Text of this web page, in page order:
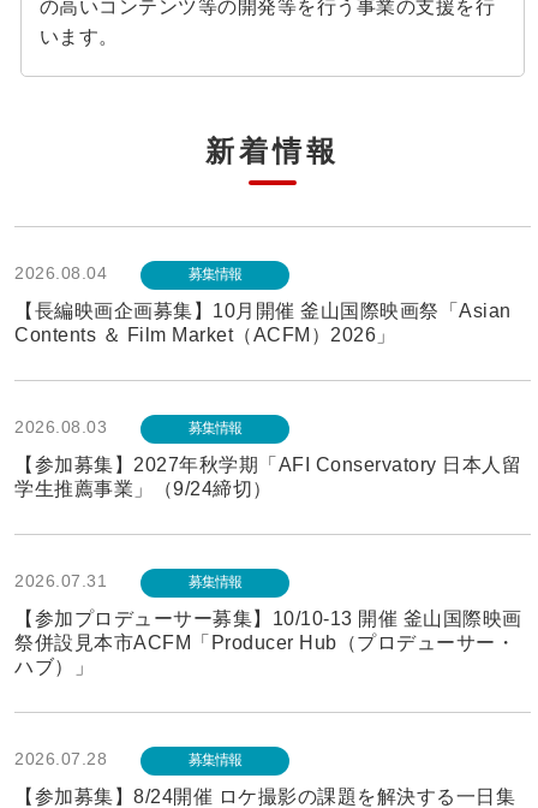
の高いコンテンツ等の開発等を行う事業の支援を行
います。
新着情報
2026.08.04 募集情報
【長編映画企画募集】10月開催 釜山国際映画祭「Asian
Contents ＆ Film Market（ACFM）2026」
2026.08.03 募集情報
【参加募集】2027年秋学期「AFI Conservatory 日本人留
学生推薦事業」（9/24締切）
2026.07.31 募集情報
【参加プロデューサー募集】10/10-13 開催 釜山国際映画
祭併設見本市ACFM「Producer Hub（プロデューサー・
ハブ）」
2026.07.28 募集情報
【参加募集】8/24開催 ロケ撮影の課題を解決する一日集